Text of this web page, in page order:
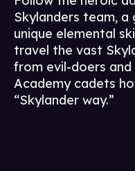
Skylanders team,
unique elemental
travel the vast
from evil-doers
Academy cadets
“Skylander way.”